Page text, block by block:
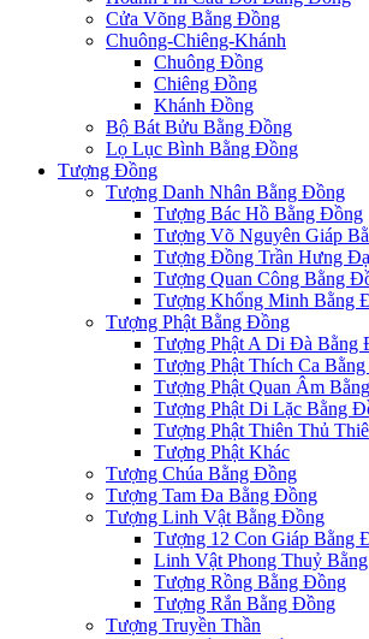
Cửa Võng Bằng Đồng
Chuông-Chiêng-Khánh
Chuông Đồng
Chiêng Đồng
Khánh Đồng
Bộ Bát Bửu Bằng Đồng
Lọ Lục Bình Bằng Đồng
Tượng Đồng
Tượng Danh Nhân Bằng Đồng
Tượng Bác Hồ Bằng Đồng
Tượng Võ Nguyên Giáp
Tượng Đồng Trần Hưng
Tượng Quan Công Bằng
Tượng Khổng Minh Bằng
Tượng Phật Bằng Đồng
Tượng Phật A Di Đà Bằng
Tượng Phật Thích Ca
Tượng Phật Quan Âm
Tượng Phật Di Lặc Bằng
Tượng Phật Thiên Thủ
Tượng Phật Khác
Tượng Chúa Bằng Đồng
Tượng Tam Đa Bằng Đồng
Tượng Linh Vật Bằng Đồng
Tượng 12 Con Giáp Bằng
Linh Vật Phong Thuỷ
Tượng Rồng Bằng Đồng
Tượng Rắn Bằng Đồng
Tượng Truyền Thần